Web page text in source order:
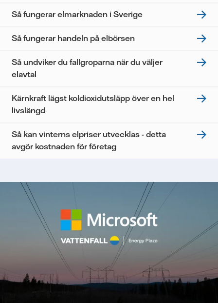
Så fungerar elmarknaden i Sverige
Så fungerar handeln på elbörsen
Så undviker du fallgroparna när du väljer
elavtal
Kärnkraft lägst koldioxidutsläpp över en hel
livslängd
Så kan vinterns elpriser utvecklas - detta
avgör kostnaden för företag